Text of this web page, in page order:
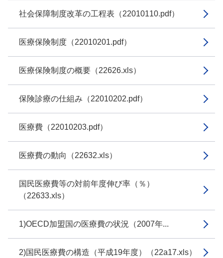
社会保障制度改革の工程表（22010110.pdf）
医療保険制度（22010201.pdf）
医療保険制度の概要（22626.xls）
保険診療の仕組み（22010202.pdf）
医療費（22010203.pdf）
医療費の動向（22632.xls）
国民医療費等の対前年度伸び率（％）
（22633.xls）
1)OECD加盟国の医療費の状況（2007年...
2)国民医療費の構造（平成19年度）（22a17.xls）